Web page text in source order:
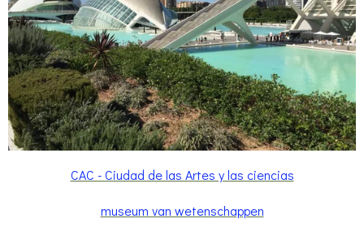
CAC - Ciudad de las Artes y las ciencias
museum van wetenschappen